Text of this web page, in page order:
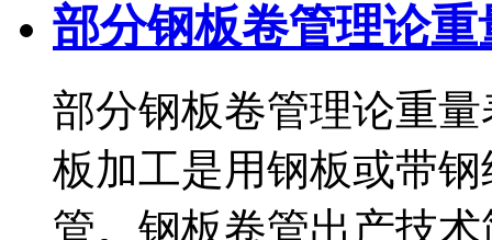
部分钢板卷管理论重
部分钢板卷管理论重
板加工是用钢板或带
管。钢板卷管出产技